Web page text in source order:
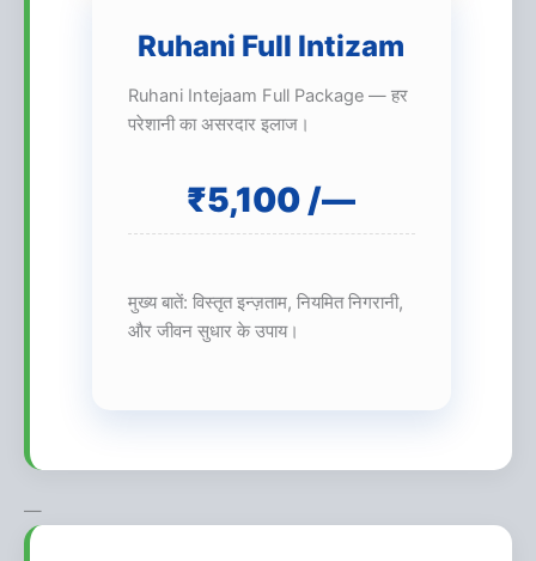
Ruhani Full Intizam
Ruhani Intejaam Full Package — हर
परेशानी का असरदार इलाज।
₹5,100 /—
मुख्य बातें: विस्तृत इन्ज़ताम, नियमित निगरानी,
और जीवन सुधार के उपाय।
—